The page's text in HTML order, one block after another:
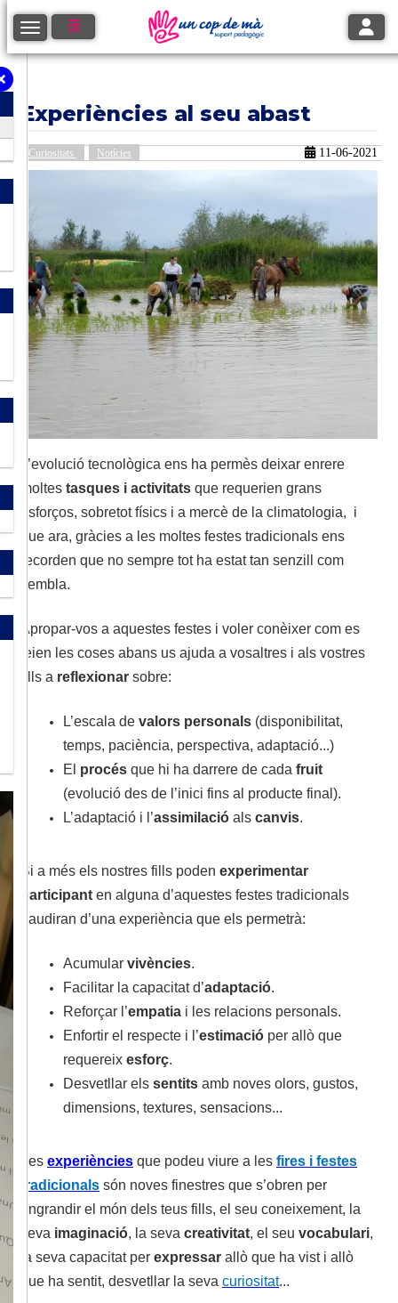
Toggle navigation
Experiències al seu abast
Curiositats Notícies 11-06-2021
L’evolució tecnològica ens ha permès deixar enrere
moltes tasques i activitats que requerien grans
esforços, sobretot físics i a mercè de la climatologia, i
que ara, gràcies a les moltes festes tradicionals ens
recorden que no sempre tot ha estat tan senzill com
sembla.
Apropar-vos a aquestes festes i voler conèixer com es
feien les coses abans us ajuda a vosaltres i als vostres
fills a reflexionar sobre:
L’escala de valors personals (disponibilitat,
temps, paciència, perspectiva, adaptació...)
El procés que hi ha darrere de cada fruit
(evolució des de l’inici fins al producte final).
L’adaptació i l’assimilació als canvis.
Si a més els nostres fills poden experimentar
participant en alguna d’aquestes festes tradicionals
gaudiran d’una experiència que els permetrà:
Acumular vivències.
Facilitar la capacitat d’adaptació.
Reforçar l’empatia i les relacions personals.
Enfortir el respecte i l’estimació per allò que
requereix esforç.
Desvetllar els sentits amb noves olors, gustos,
dimensions, textures, sensacions...
Les experiències que podeu viure a les fires i festes
tradicionals són noves finestres que s’obren per
engrandir el món dels teus fills, el seu coneixement, la
seva imaginació, la seva creativitat, el seu vocabulari,
la seva capacitat per expressar allò que ha vist i allò
que ha sentit, desvetllar la seva curiositat...